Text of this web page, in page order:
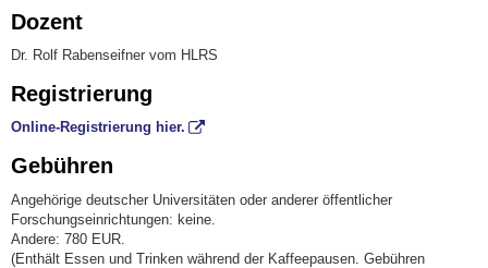
Dozent
Dr. Rolf Rabenseifner vom HLRS
Registrierung
Online-Registrierung hier.
Gebühren
Angehörige deutscher Universitäten oder anderer öffentlicher
Forschungseinrichtungen: keine.
Andere: 780 EUR.
(Enthält Essen und Trinken während der Kaffeepausen. Gebühren